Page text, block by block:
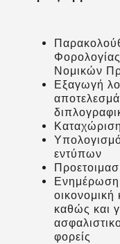
Νομικών
Εξαγωγή
εντύπων
Ενημέρωση
οικονομική
καθώς και
φορείς